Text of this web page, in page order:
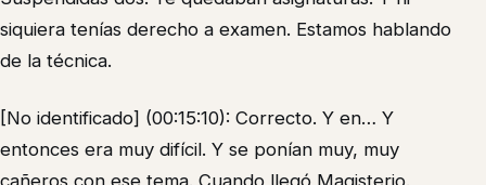
siquiera tenías derecho a examen. Estamos hablando
de la técnica.
[No identificado] (00:15:10): Correcto. Y en… Y
entonces era muy difícil. Y se ponían muy, muy